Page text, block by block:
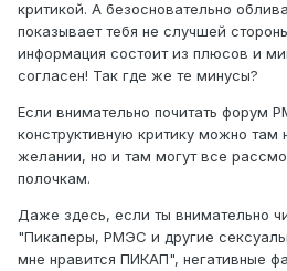
критикой. А безосновательно
показывает тебя не случшей
информация состоит из плюсов и
согласен! Так где же те минусы?
Если внимательно почитать форум
конструктивную критику можно там
желании, но и там могут все
полочкам.
Даже здесь, если ты внимательно
"Пикаперы, РМЭС и другие
мне нравится ПИКАП", негативные